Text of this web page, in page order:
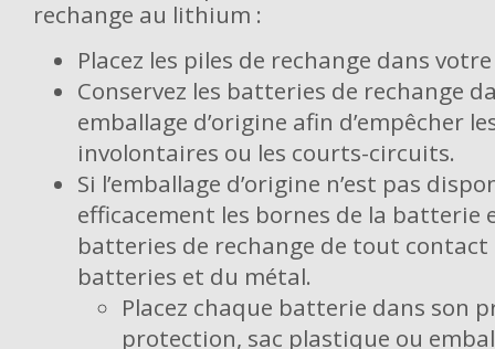
rechange au lithium :
Placez les piles de rechange dans
Conservez les batteries de rechange
emballage d’origine afin d’empêcher
involontaires ou les courts-circuits.
Si l’emballage d’origine n’est pas
efficacement les bornes de la batterie
batteries de rechange de tout contact
batteries et du métal.
Placez chaque batterie dans son
protection, sac plastique ou